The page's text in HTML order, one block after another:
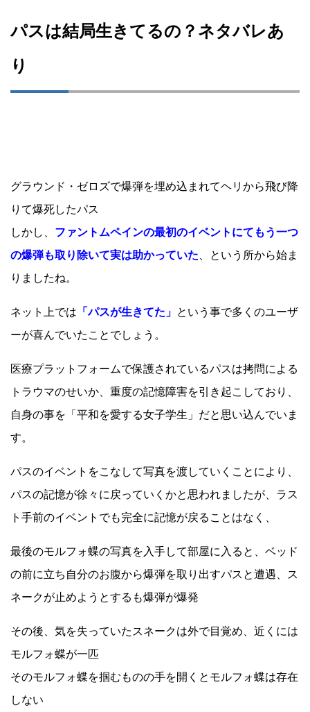
パスは結局生きてるの？ネタバレあ
り
グラウンド・ゼロズで爆弾を埋め込まれてヘリから飛び降
りて爆死したパス
しかし、 ファントムペインの最初のイベントにてもう一つ
の爆弾も取り除いて実は助かっていた 、という所から始ま
りましたね。
ネット上では 「パスが生きてた」 という事で多くのユーザ
ーが喜んでいたことでしょう。
医療プラットフォームで保護されているパスは拷問による
トラウマのせいか、重度の記憶障害を引き起こしており、
自身の事を「平和を愛する女子学生」だと思い込んでいま
す。
パスのイベントをこなして写真を渡していくことにより、
パスの記憶が徐々に戻っていくかと思われましたが、ラス
ト手前のイベントでも完全に記憶が戻ることはなく、
最後のモルフォ蝶の写真を入手して部屋に入ると、ベッド
の前に立ち自分のお腹から爆弾を取り出すパスと遭遇、ス
ネークが止めようとするも爆弾が爆発
その後、気を失っていたスネークは外で目覚め、近くには
モルフォ蝶が一匹
そのモルフォ蝶を掴むものの手を開くとモルフォ蝶は存在
しない